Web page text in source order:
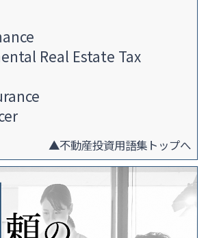
Real Estate Tax
▲不動産投資用語集トップへ